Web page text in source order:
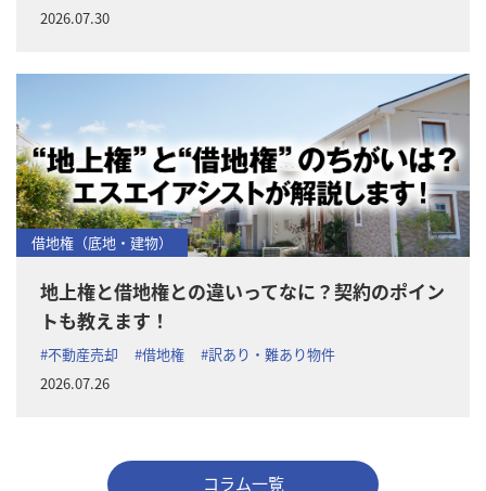
2026.07.30
借地権（底地・建物）
地上権と借地権との違いってなに？契約のポイン
トも教えます！
#不動産売却 #借地権
#訳あり・難あり物件
2026.07.26
コラム一覧